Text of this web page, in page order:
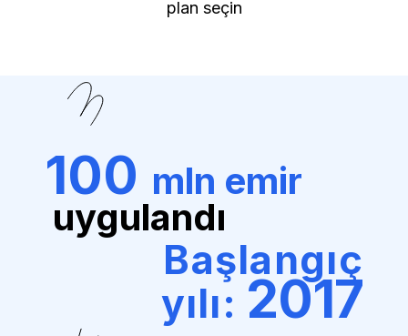
plan seçin
100 mln emir
uygulandı
Başlangıç
yılı: 2017